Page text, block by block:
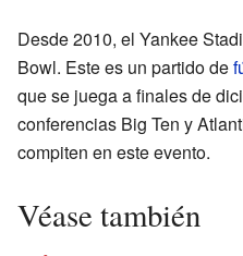
Desde 2010, el Yankee
Bowl. Este es un partido de
que se juega a finales de
conferencias Big Ten y
compiten en este evento.
Véase también